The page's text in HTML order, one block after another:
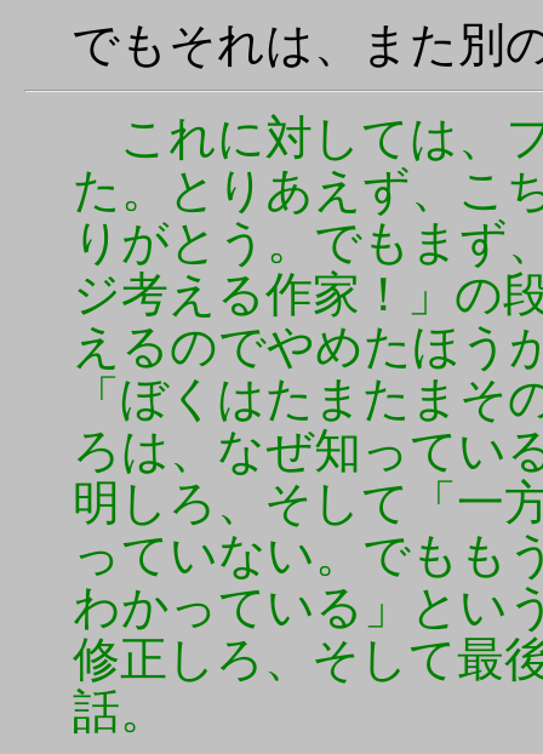
でもそれは、また別
これに対しては、
た。とりあえず、こ
りがとう。でもまず
ジ考える作家！」の
えるのでやめたほう
「ぼくはたまたまそ
ろは、なぜ知ってい
明しろ、そして「一
っていない。でもも
わかっている」とい
修正しろ、そして最
話。